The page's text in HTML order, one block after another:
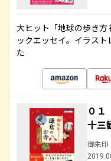
大ヒット「地球の歩き方
ックエッセイ。イラス
た
０
十三
御朱印